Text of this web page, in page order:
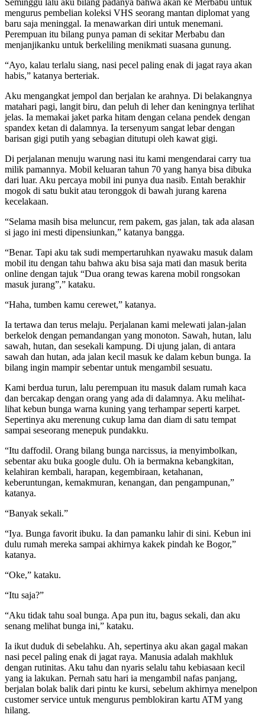
mengurus pembelian koleksi VHS seorang mantan diplomat yang
baru saja meninggal. Ia menawarkan diri untuk menemani.
Perempuan itu bilang punya paman di sekitar Merbabu dan
menjanjikanku untuk berkeliling menikmati suasana gunung.
“Ayo, kalau terlalu siang, nasi pecel paling enak di jagat raya akan
habis,” katanya berteriak.
Aku mengangkat jempol dan berjalan ke arahnya. Di belakangnya
matahari pagi, langit biru, dan peluh di leher dan keningnya terlihat
jelas. Ia memakai jaket parka hitam dengan celana pendek dengan
spandex ketan di dalamnya. Ia tersenyum sangat lebar dengan
barisan gigi putih yang sebagian ditutupi oleh kawat gigi.
Di perjalanan menuju warung nasi itu kami mengendarai carry tua
milik pamannya. Mobil keluaran tahun 70 yang hanya bisa dibuka
dari luar. Aku percaya mobil ini punya dua nasib. Entah berakhir
mogok di satu bukit atau teronggok di bawah jurang karena
kecelakaan.
“Selama masih bisa meluncur, rem pakem, gas jalan, tak ada alasan
si jago ini mesti dipensiunkan,” katanya bangga.
“Benar. Tapi aku tak sudi mempertaruhkan nyawaku masuk dalam
mobil itu dengan tahu bahwa aku bisa saja mati dan masuk berita
online dengan tajuk “Dua orang tewas karena mobil rongsokan
masuk jurang”,” kataku.
“Haha, tumben kamu cerewet,” katanya.
Ia tertawa dan terus melaju. Perjalanan kami melewati jalan-jalan
berkelok dengan pemandangan yang monoton. Sawah, hutan, lalu
sawah, hutan, dan sesekali kampung. Di ujung jalan, di antara
sawah dan hutan, ada jalan kecil masuk ke dalam kebun bunga. Ia
bilang ingin mampir sebentar untuk mengambil sesuatu.
Kami berdua turun, lalu perempuan itu masuk dalam rumah kaca
dan bercakap dengan orang yang ada di dalamnya. Aku melihat-
lihat kebun bunga warna kuning yang terhampar seperti karpet.
Sepertinya aku merenung cukup lama dan diam di satu tempat
sampai seseorang menepuk pundakku.
“Itu daffodil. Orang bilang bunga narcissus, ia menyimbolkan,
sebentar aku buka google dulu. Oh ia bermakna kebangkitan,
kelahiran kembali, harapan, kegembiraan, ketahanan,
keberuntungan, kemakmuran, kenangan, dan pengampunan,”
katanya.
“Banyak sekali.”
“Iya. Bunga favorit ibuku. Ia dan pamanku lahir di sini. Kebun ini
dulu rumah mereka sampai akhirnya kakek pindah ke Bogor,”
katanya.
“Oke,” kataku.
“Itu saja?”
“Aku tidak tahu soal bunga. Apa pun itu, bagus sekali, dan aku
senang melihat bunga ini,” kataku.
Ia ikut duduk di sebelahku. Ah, sepertinya aku akan gagal makan
nasi pecel paling enak di jagat raya. Manusia adalah makhluk
dengan rutinitas. Aku tahu dan nyaris selalu tahu kebiasaan kecil
yang ia lakukan. Pernah satu hari ia mengambil nafas panjang,
berjalan bolak balik dari pintu ke kursi, sebelum akhirnya menelpon
customer service untuk mengurus pemblokiran kartu ATM yang
hilang.